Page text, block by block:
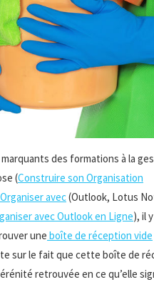
des formations à la
(Construire son Organisation
avec(Outlook, Lotus
avec Outlook en Ligne), il
une boîte de réception vide
sur le fait que cette boîte de
retrouvée en ce qu’elle